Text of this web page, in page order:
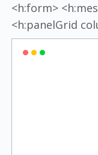
<h:form>
<h:panelGrid